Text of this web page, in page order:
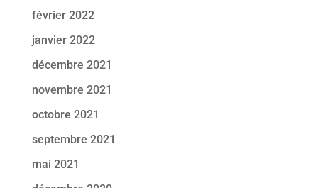
février 2022
janvier 2022
décembre 2021
novembre 2021
octobre 2021
septembre 2021
mai 2021